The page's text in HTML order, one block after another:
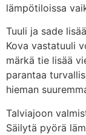
lämpötiloissa
Tuuli ja sade
Kova vastatuuli
märkä tie lisää
parantaa
hieman
Talviajoon
Säilytä pyörä